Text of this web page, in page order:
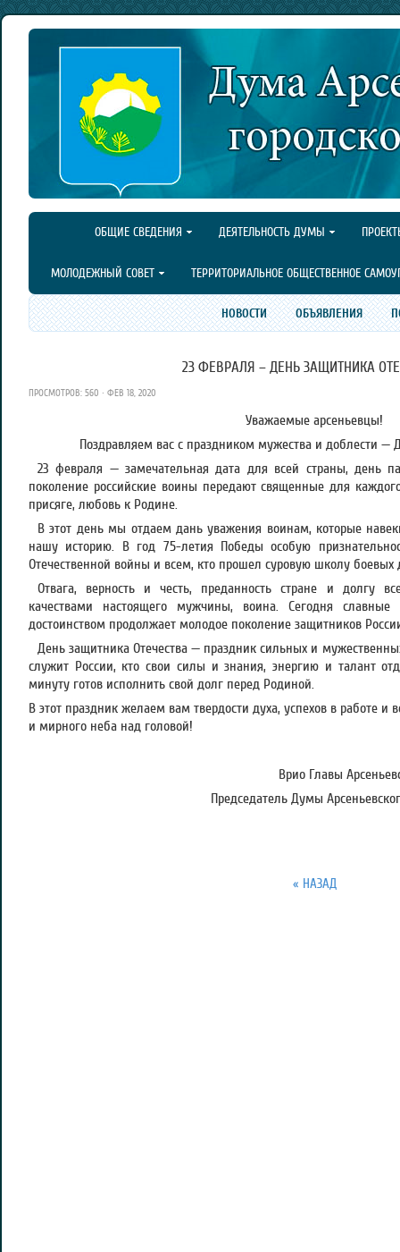
ОБЩИЕ СВЕДЕНИЯ ДЕЯТЕЛЬНОСТЬ ДУМЫ
МОЛОДЕЖНЫЙ СОВЕТ ТЕРРИТОРИАЛЬНОЕ ОБЩЕСТВЕННОЕ
НОВОСТИ ОБЪЯВЛЕНИЯ
23 ФЕВРАЛЯ – ДЕНЬ ЗАЩИТНИКА
ПРОСМОТРОВ: 560 · ФЕВ 18, 2020
Уважаемые арсеньевцы!
Поздравляем вас с праздником мужества и доблести —
23 февраля — замечательная дата для всей страны, день
поколение российские воины передают священные для
присяге, любовь к Родине.
В этот день мы отдаем дань уважения воинам, которые
нашу историю. В год 75-летия Победы особую
Отечественной войны и всем, кто прошел суровую школу боевых
Отвага, верность и честь, преданность стране и долгу
качествами настоящего мужчины, воина. Сегодня
достоинством продолжает молодое поколение защитников
День защитника Отечества — праздник сильных и
служит России, кто свои силы и знания, энергию и талант
минуту готов исполнить свой долг перед Родиной.
В этот праздник желаем вам твердости духа, успехов в работе и
и мирного неба над головой!
Врио Главы
Председатель Думы
« НАЗАД